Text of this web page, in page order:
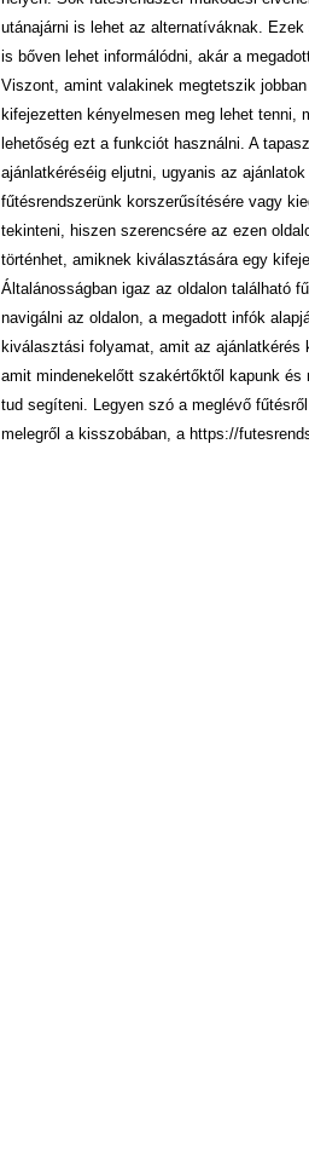
utánajárni is lehet az alternatíváknak.
is bőven lehet informálódni, akár a
Viszont, amint valakinek megtetszik
kifejezetten kényelmesen meg lehet tenni,
lehetőség ezt a funkciót használni. A
ajánlatkéréséig eljutni, ugyanis az
fűtésrendszerünk korszerűsítésére vagy
tekinteni, hiszen szerencsére az ezen
történhet, amiknek kiválasztására egy
Általánosságban igaz az oldalon található
navigálni az oldalon, a megadott infók
kiválasztási folyamat, amit az
amit mindenekelőtt szakértőktől kapunk
tud segíteni. Legyen szó a meglévő
melegről a kisszobában, a https://